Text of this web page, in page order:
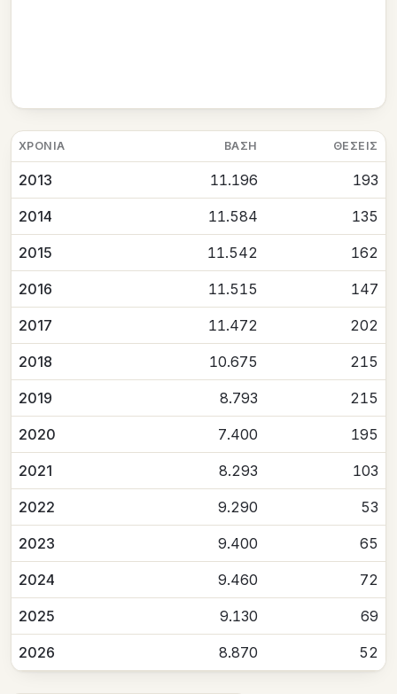
ΧΡΟΝΙΆ ΒΆΣΗ ΘΈΣΕΙΣ
2013 11.196 193
2014 11.584 135
2015 11.542 162
2016 11.515 147
2017 11.472 202
2018 10.675 215
2019 8.793 215
2020 7.400 195
2021 8.293 103
2022 9.290 53
2023 9.400 65
2024 9.460 72
2025 9.130 69
2026 8.870 52